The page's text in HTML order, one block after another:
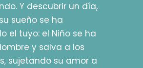
Y descubrir un día,
sueño se ha
el tuyo: el Niño se ha
y salva a los
sujetando su amor a